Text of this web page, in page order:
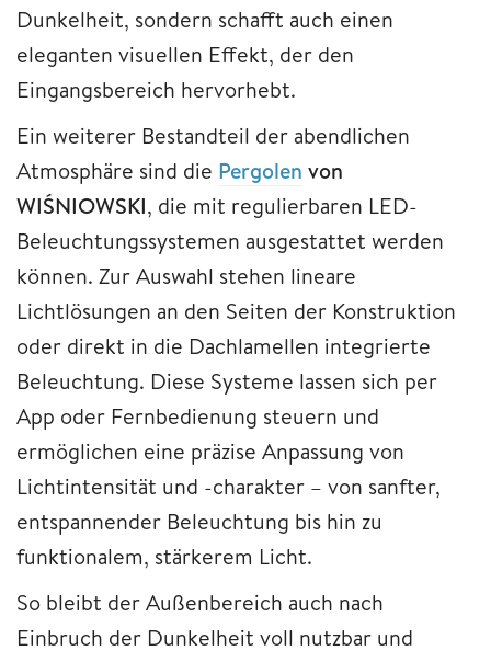
Dunkelheit, sondern schafft auch einen
eleganten visuellen Effekt, der den
Eingangsbereich hervorhebt.
Ein weiterer Bestandteil der abendlichen
Atmosphäre sind die Pergolen von
WIŚNIOWSKI, die mit regulierbaren LED-
Beleuchtungssystemen ausgestattet werden
können. Zur Auswahl stehen lineare
Lichtlösungen an den Seiten der Konstruktion
oder direkt in die Dachlamellen integrierte
Beleuchtung. Diese Systeme lassen sich per
App oder Fernbedienung steuern und
ermöglichen eine präzise Anpassung von
Lichtintensität und -charakter – von sanfter,
entspannender Beleuchtung bis hin zu
funktionalem, stärkerem Licht.
So bleibt der Außenbereich auch nach
Einbruch der Dunkelheit voll nutzbar und